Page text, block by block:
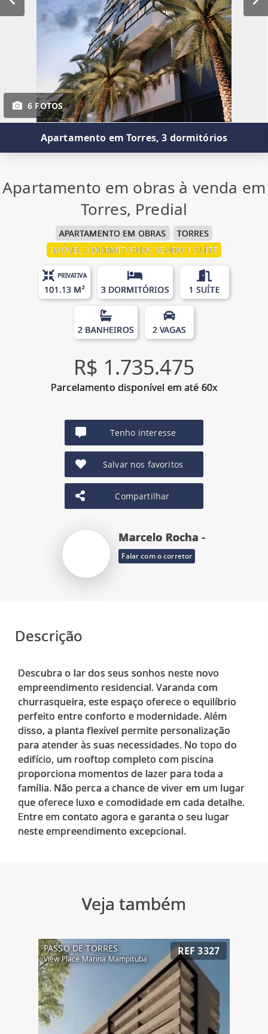
6 FOTOS
Apartamento em Torres, 3 dormitórios
Apartamento em obras à venda em
Torres, Predial
APARTAMENTO EM OBRAS
TORRES
IMÓVEL 3 DORMITÓRIOS SENDO 1 SUÍTE
PRIVATIVA
101.13 M² 3 DORMITÓRIOS 1 SUÍTE
2 BANHEIROS 2 VAGAS
R$ 1.735.475
Parcelamento disponível em até 60x
Tenho interesse
Salvar nos favoritos
Compartilhar
Marcelo Rocha -
Falar com o corretor
Descrição
Descubra o lar dos seus sonhos neste novo
empreendimento residencial. Varanda com
churrasqueira, este espaço oferece o equilíbrio
perfeito entre conforto e modernidade. Além
disso, a planta flexível permite personalização
para atender às suas necessidades. No topo do
edifício, um rooftop completo com piscina
proporciona momentos de lazer para toda a
família. Não perca a chance de viver em um lugar
que oferece luxo e comodidade em cada detalhe.
Entre em contato agora e garanta o seu lugar
neste empreendimento excepcional.
Veja também
PASSO DE TORRES
View Place Marina Mampituba
REF 3327